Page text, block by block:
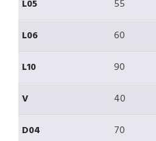
L05
55
L06
60
L10
90
V
40
D04
70